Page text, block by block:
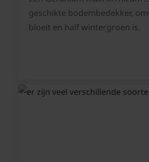
geschikte bodembedekker,
bloeit en half wintergroen is.